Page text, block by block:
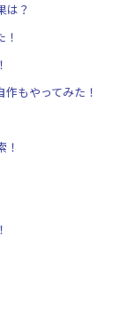
は？
もやってみた！
！